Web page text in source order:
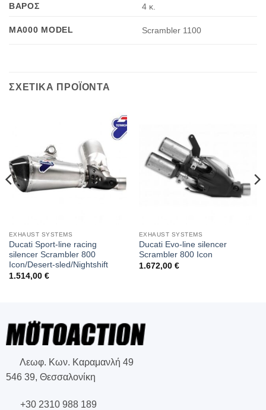
ΒΑΡΟΣ 4 κ.
MA000 MODEL Scrambler 1100
ΣΧΕΤΙΚΑ ΠΡΟΪΟΝΤΑ
EXHAUST SYSTEMS
Ducati Sport-line racing
silencer Scrambler 800
Icon/Desert-sled/Nightshift
1.514,00 €
EXHAUST SYSTEMS
Ducati Evo-line silencer
Scrambler 800 Icon
1.672,00 €
Λεωφ. Κων. Καραμανλή 49
546 39, Θεσσαλονίκη
+30 2310 988 189